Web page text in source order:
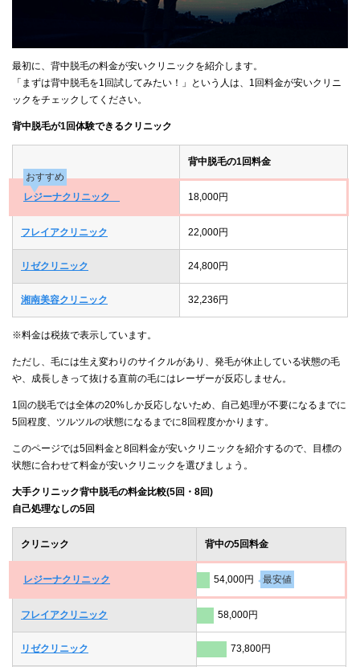
最初に、背中脱毛の料金が安いクリニックを紹介します。
「まずは背中脱毛を1回試してみたい！」という人は、1回料金が安いクリニ
ックをチェックしてください。
背中脱毛が1回体験できるクリニック
背中脱毛の1回料金
おすすめ
レジーナクリニック
18,000円
フレイアクリニック 22,000円
リゼクリニック 24,800円
湘南美容クリニック 32,236円
※料金は税抜で表示しています。
ただし、毛には生え変わりのサイクルがあり、発毛が休止している状態の毛
や、成長しきって抜ける直前の毛にはレーザーが反応しません。
1回の脱毛では全体の20%しか反応しないため、自己処理が不要になるまでに
5回程度、ツルツルの状態になるまでに8回程度かかります。
このページでは5回料金と8回料金が安いクリニックを紹介するので、目標の
状態に合わせて料金が安いクリニックを選びましょう。
大手クリニック背中脱毛の料金比較(5回・8回)
自己処理なしの5回
クリニック 背中の5回料金
レジーナクリニック 54,000円 最安値
フレイアクリニック 58,000円
リゼクリニック 73,800円